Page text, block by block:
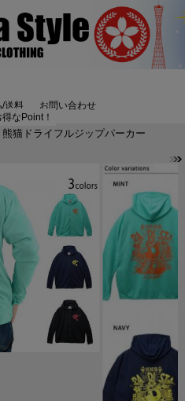
/送料
お問い合わせ
得なPoint！
猫ドライフルジップパーカー